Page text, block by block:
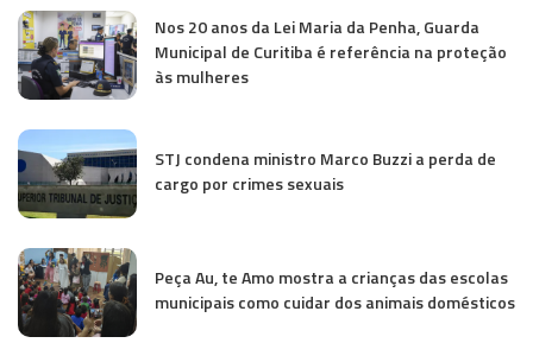
Nos 20 anos da Lei Maria da Penha, Guarda
Municipal de Curitiba é referência na proteção
às mulheres
STJ condena ministro Marco Buzzi a perda de
cargo por crimes sexuais
Peça Au, te Amo mostra a crianças das escolas
municipais como cuidar dos animais domésticos